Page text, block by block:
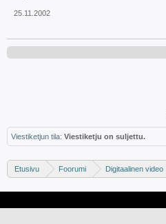
25.11.2002
Viestiketjun tila: Viestiketju on suljettu.
Etusivu Foorumi
Digitaalinen video